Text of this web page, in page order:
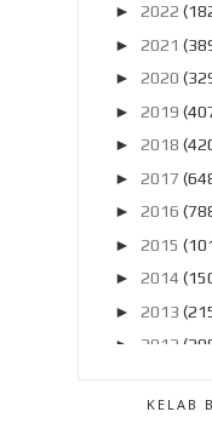
► 2022
► 2021
► 2020
► 2019
► 2018
► 2017
► 2016
► 2015
► 2014
► 2013
► 2012
▼KELAB